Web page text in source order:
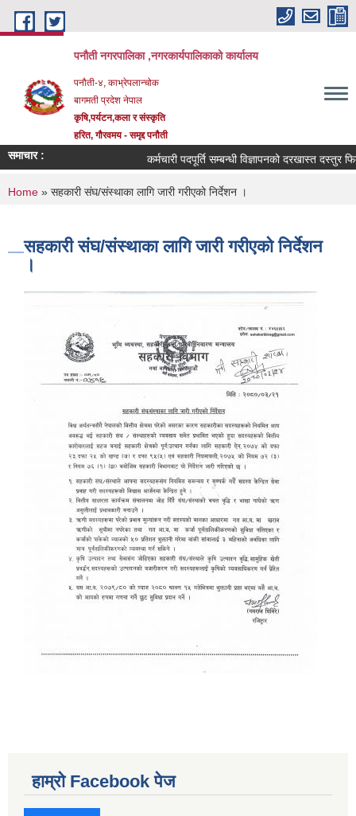
Skip to main content
पनौती नगरपालिका ,नगरकार्यपालिकाको कार्यालय
पनौती-४, काभ्रेपलान्चोक
बागमती प्रदेश नेपाल
कृषि,पर्यटन,कला र संस्कृति
हरित, गौरवमय - समृद्द पनौती
समाचार : कर्मचारी पदपूर्ति सम्बन्धी विज्ञापनको दरखास्त दस्तुर
You are here
Home » सहकारी संघ/संस्थाका लागि जारी गरीएको निर्देशन ।
सहकारी संघ/संस्थाका लागि जारी गरीएको निर्देशन
।
हाम्रो Facebook पेज